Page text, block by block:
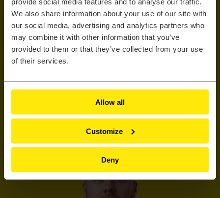
We also share information about your use of our site with
our social media, advertising and analytics partners who
may combine it with other information that you’ve
provided to them or that they’ve collected from your use
of their services.
Allow all
Customize
Deny
Jesteś we właściwym
miejscu.
Już teraz możesz w łatwy sposób
skontaktować się z nami i umówić bezpłatną
Umów darmową konsultację